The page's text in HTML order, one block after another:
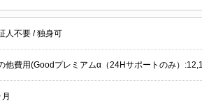
人不要 /独身可
他費用(Goodプレミアムα（24Hサポートのみ）